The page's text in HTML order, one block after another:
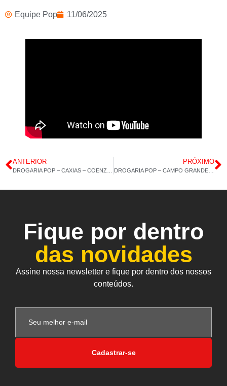
Equipe Pop 11/06/2025
ANTERIOR PRÓXIMO
DROGARIA POP – CAMPO GRANDE – POP FEMME – ÔMEGA 3 – 12/06/2025
Fique por dentro
das novidades
Assine nossa newsletter e fique por dentro dos nossos
conteúdos.
Cadastrar-se